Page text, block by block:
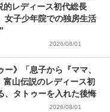
的レディース初代総長
女子少年院での独房生活
2026/08/01
ー》「息子から『ママ、
山伝説のレディース初
、タトゥーを入れた後悔
2026/08/01